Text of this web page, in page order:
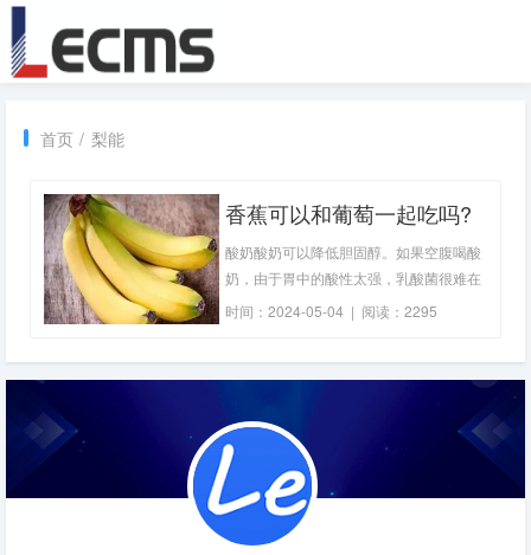
首页 / 梨能
香蕉可以和葡萄一起吃吗?
苹果、香蕉、葡萄和梨可以
一起吃吗?
酸奶酸奶可以降低胆固醇。如果空腹喝酸
奶，由于胃中的酸性太强，乳酸菌很难在
胃液中存活，这会降低酸奶的保健功能。
时间：2024-05-04 | 阅读：2295